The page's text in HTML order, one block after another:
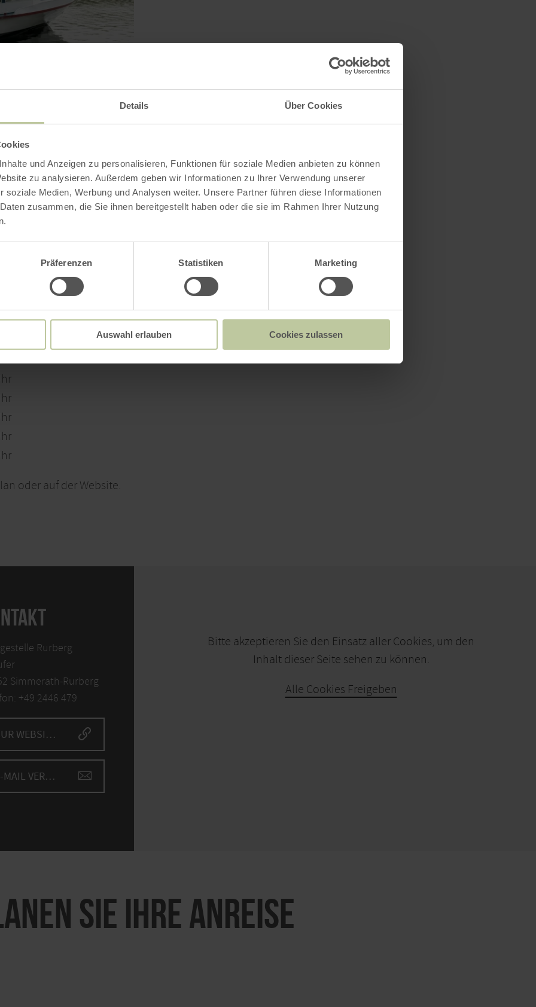
Details Über Cookies
und Anzeigen zu personalisieren, Funktionen für soziale Medien anbieten zu können
zu analysieren. Außerdem geben wir Informationen zu Ihrer Verwendung unserer
soziale Medien, Werbung und Analysen weiter. Unsere Partner führen diese Informationen
zusammen, die Sie ihnen bereitgestellt haben oder die sie im Rahmen Ihrer Nutzung
Präferenzen Statistiken Marketing
Auswahl erlauben Cookies zulassen
Auf einen Blick
oder auf der Website.
Rurberg
Simmerath-Rurberg
+49 2446 479
ZUR WEBSITE
E-MAIL VERFASSEN
Bitte akzeptieren Sie den Einsatz aller Cookies, um den
Inhalt dieser Seite sehen zu können.
Alle Cookies Freigeben
SIE IHRE ANREISE